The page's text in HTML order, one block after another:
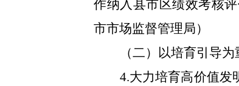
作纳入县市区绩效考核
市市场监督管理局）
（二）以培育引导
4.大力培育高价值发